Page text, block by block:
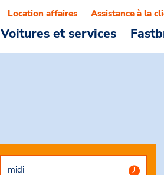
Voitures et services
Location affaires Assistance à la